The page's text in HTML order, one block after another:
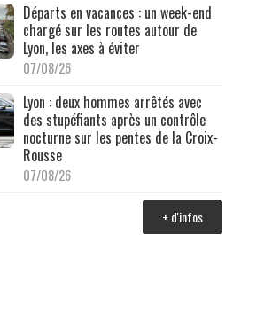
Départs en vacances : un week-end
chargé sur les routes autour de
Lyon, les axes à éviter
07/08/26
Lyon : deux hommes arrêtés avec
des stupéfiants après un contrôle
nocturne sur les pentes de la Croix-
Rousse
07/08/26
+ d'infos